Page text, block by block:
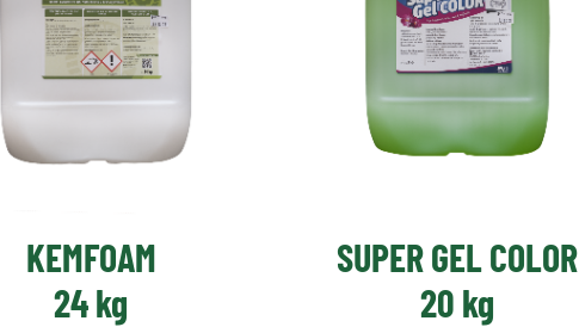
KEMFOAM
24 kg
SUPER GEL COLOR
20 kg